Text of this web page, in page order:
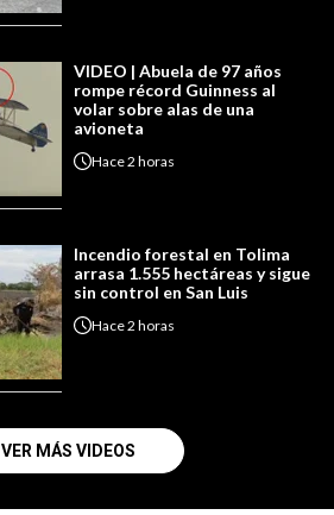
VIDEO | Abuela de 97 años
rompe récord Guinness al
volar sobre alas de una
avioneta
Hace2 horas
Incendio forestal en Tolima
arrasa 1.555 hectáreas y sigue
sin control en San Luis
Hace2 horas
VER MÁS VIDEOS